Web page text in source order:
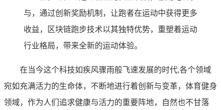
与，通过创新奖励机制，让跑者在运动中获得更多
收益，区块链跑步技术以其独特优势，重塑着运动
行业格局，带来全新的运动体验。
在当今这个科技如疾风骤雨般飞速发展的时代,各个领域
宛如充满活力的生命体，不断地进行着创新与变革，体育健身
领域，作为人们追求健康与活力的重要阵地，自然也不甘落